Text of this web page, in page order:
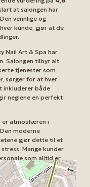
at salongen har
vennlige og
kunde, gjør at de
Nail Art & Spa har
Salongen tilbyr alt
tjenester som
sørger for at hver
inkluderer både
neglene en perfekt
er atmosfæren i
moderne
gjør dette til et
Mange kunder
som alltid er
og pedikyrsalong i